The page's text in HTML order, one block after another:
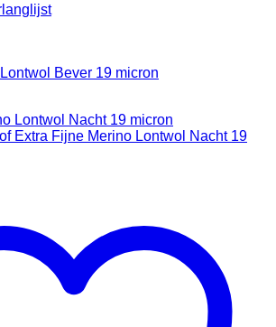
Bever 19 micron